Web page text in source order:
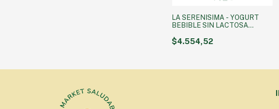
LA SERENISIMA - YOGURT
BEBIBLE SIN LACTOSA
$4.554,52